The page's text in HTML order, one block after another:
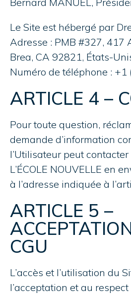
Le Site est hébergé par
Adresse : PMB #327, 417
Brea, CA 92821, États-
Numéro de téléphone : +1
ARTICLE 4 –
Pour toute question,
demande d’information
l’Utilisateur peut contacter
L’ÉCOLE NOUVELLE en
à l’adresse indiquée à
ARTICLE 5 –
CGU
L’accès et l’utilisation du
l’acceptation et au respect